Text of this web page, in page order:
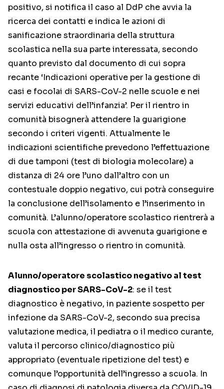
positivo, si notifica il caso al DdP che avvia la
ricerca dei contatti e indica le azioni di
sanificazione straordinaria della struttura
scolastica nella sua parte interessata, secondo
quanto previsto dal documento di cui sopra
recante ‘Indicazioni operative per la gestione di
casi e focolai di SARS-CoV-2 nelle scuole e nei
servizi educativi dell’infanzia’. Per il rientro in
comunità bisognerà attendere la guarigione
secondo i criteri vigenti. Attualmente le
indicazioni scientifiche prevedono l’effettuazione
di due tamponi (test di biologia molecolare) a
distanza di 24 ore l’uno dall’altro con un
contestuale doppio negativo, cui potrà conseguire
la conclusione dell’isolamento e l’inserimento in
comunità. L’alunno/operatore scolastico rientrerà a
scuola con attestazione di avvenuta guarigione e
nulla osta all’ingresso o rientro in comunità.
Alunno/operatore scolastico negativo al test
diagnostico per SARS-CoV-2: se il test
diagnostico è negativo, in paziente sospetto per
infezione da SARS-CoV-2, secondo sua precisa
valutazione medica, il pediatra o il medico curante,
valuta il percorso clinico/diagnostico più
appropriato (eventuale ripetizione del test) e
comunque l’opportunità dell’ingresso a scuola. In